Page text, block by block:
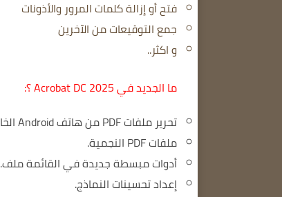
فتح أو إزالة كلمات المرور والأذونات
جمع التوقيعات من الآخرين
و اكثر..
ما الجديد في Acrobat DC 2025 ؟:
تحرير ملفات PDF من هاتف Android الخاص بك.
ملفات PDF النجمية.
أدوات مبسطة جديدة في القائمة ملف.
إعداد تحسينات النماذج.